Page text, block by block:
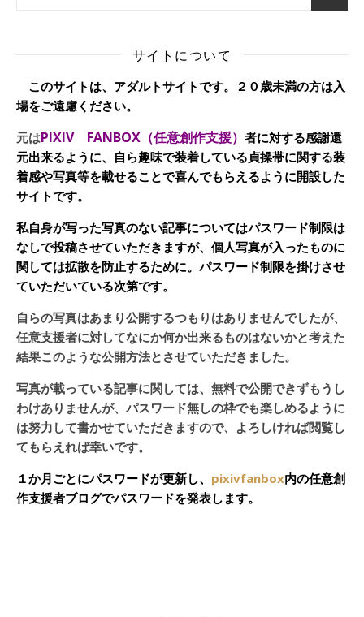
サイトについて
このサイトは、アダルトサイトです。２０歳未満の方は入
場をご遠慮ください。
元はPIXIV FANBOX（任意創作支援） 者に対する感謝還
元出来るように、自ら趣味で装着している貞操帯に関する装
着感や写真等を載せることで喜んでもらえるように開設した
サイトです。
私自身が写った写真のない記事についてはパスワード制限は
なしで投稿させていただきますが、個人写真が入ったものに
関しては拡散を防止するために。パスワード制限を掛けさせ
ていただいている次第です。
自らの写真はあまり公開するつもりはありませんでしたが、
任意支援者に対してなにか何か出来るものはないかと考えた
結果このような公開方法とさせていただきました。
写真が載っている記事に関しては、無料で公開できずもうし
わけありませんが、パスワード無しの枠でも楽しめるように
は努力して書かせていただきますので、よろしければ閲覧し
てもらえれば幸いです。
１か月ごとにパスワードが更新し、 pixivfanbox内の任意創
作支援者ブログでパスワードを発表します。